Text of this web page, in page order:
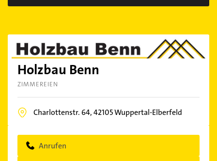
Holzbau Benn
ZIMMEREIEN
Charlottenstr. 64,42105Wuppertal-Elberfeld
Anrufen